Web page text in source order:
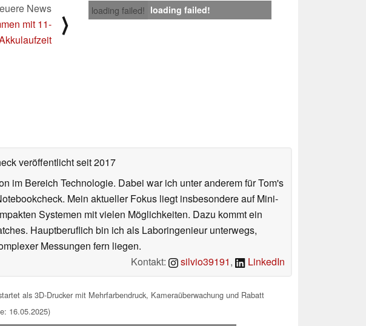
loading failed! loading failed!
News
mit 11-
⟩
veröffentlichtseit 2017
im Bereich Technologie. Dabei war ich unter anderem für Tom's
Mein aktueller Fokus liegt insbesondere auf Mini-
Systemen mit vielen Möglichkeiten. Dazu kommt ein
Hauptberuflich bin ich als Laboringenieur unterwegs,
Messungen fern liegen.
Kontakt:
silvio39191, LinkedIn
als 3D-Drucker mit Mehrfarbendruck, Kameraüberwachung und Rabatt
16.05.2025)